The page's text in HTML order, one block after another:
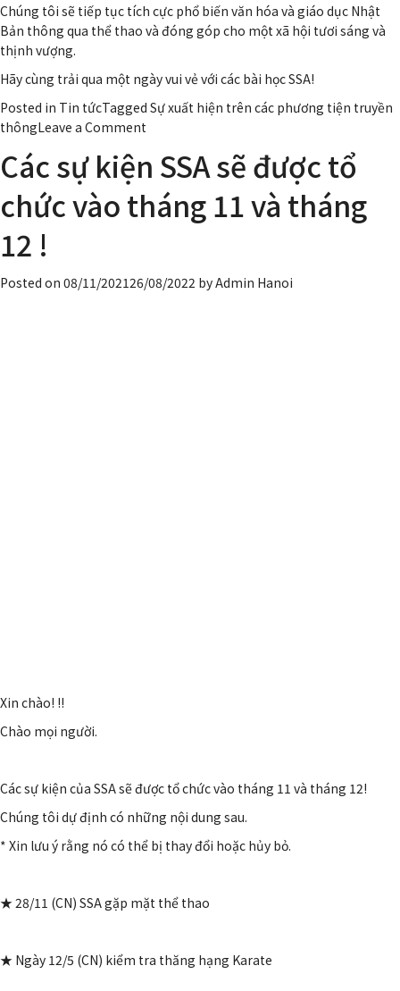
Chúng tôi sẽ tiếp tục tích cực phổ biến văn hóa và giáo dục Nhật
Bản thông qua thể thao và đóng góp cho một xã hội tươi sáng và
thịnh vượng.
Hãy cùng trải qua một ngày vui vẻ với các bài học SSA!
Posted in Tin tứcTagged Sự xuất hiện trên các phương tiện truyền
thôngLeave a Comment
luyện
Kanta
SSA
Các sự kiện SSA sẽ được tổ
chức vào tháng 11 và tháng
12 !
Posted on 08/11/202126/08/2022 byAdmin Hanoi
Xin chào! !!
Chào mọi người.
Các sự kiện của SSA sẽ được tổ chức vào tháng 11 và tháng 12!
Chúng tôi dự định có những nội dung sau.
* Xin lưu ý rằng nó có thể bị thay đổi hoặc hủy bỏ.
★ 28/11 (CN) SSA gặp mặt thể thao
★ Ngày 12/5 (CN) kiểm tra thăng hạng Karate